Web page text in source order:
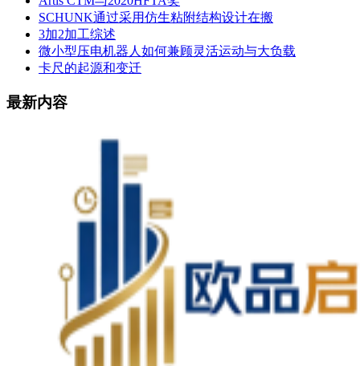
SCHUNK通过采用仿生粘附结构设计在搬
3加2加工综述
微小型压电机器人如何兼顾灵活运动与大负载
卡尺的起源和变迁
最新内容